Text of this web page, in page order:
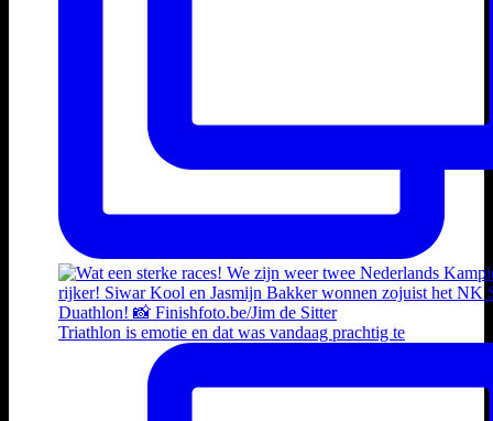
Triathlon is emotie en dat was vandaag prachtig te